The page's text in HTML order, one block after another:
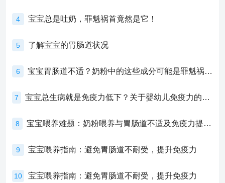
4 宝宝总是吐奶，罪魁祸首竟然是它！
5 了解宝宝的胃肠道状况
6 宝宝胃肠道不适？奶粉中的这些成分可能是罪魁祸首！
7 宝宝总生病就是免疫力低下？关于婴幼儿免疫力的真相，家长必须了解！
8 宝宝喂养难题：奶粉喂养与胃肠道不适及免疫力提升的奥秘
9 宝宝喂养指南：避免胃肠道不耐受，提升免疫力
10 宝宝喂养指南：避免胃肠道不耐受，提升免疫力